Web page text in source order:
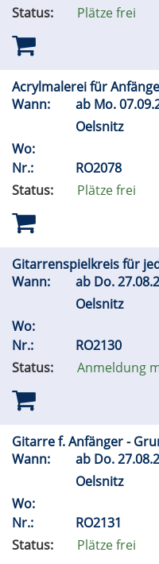
Status:
Plätze frei
Acrylmalerei für
Wann:
ab Mo.
Oelsnitz
Wo:
Nr.:
RO2078
Status:
Plätze frei
Gitarrenspielkreis für
Wann:
ab Do.
Oelsnitz
Wo:
Nr.:
RO2130
Status:
Anmeldung
Gitarre f. Anfänger -
Wann:
ab Do.
Oelsnitz
Wo:
Nr.:
RO2131
Status:
Plätze frei